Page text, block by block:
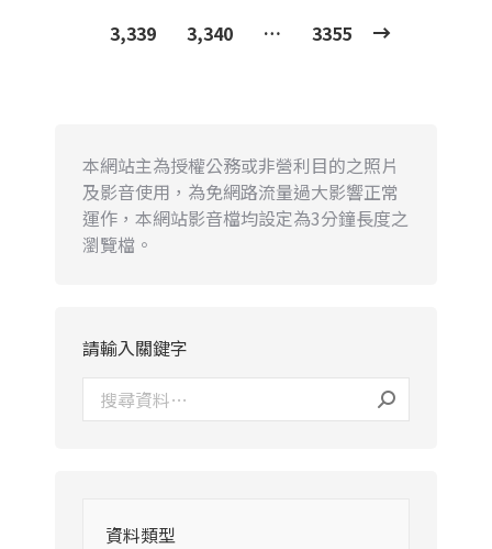
3,339 3,340 … 3355
本網站主為授權公務或非營利目的之照片
及影音使用，為免網路流量過大影響正常
運作，本網站影音檔均設定為3分鐘長度之
瀏覽檔。
請輸入關鍵字
資料類型